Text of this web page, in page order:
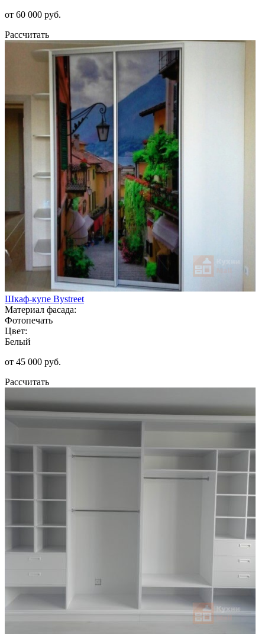
от 60 000 руб.
Рассчитать
Шкаф-купе Bystreet
Материал фасада:
Фотопечать
Цвет:
Белый
от 45 000 руб.
Рассчитать